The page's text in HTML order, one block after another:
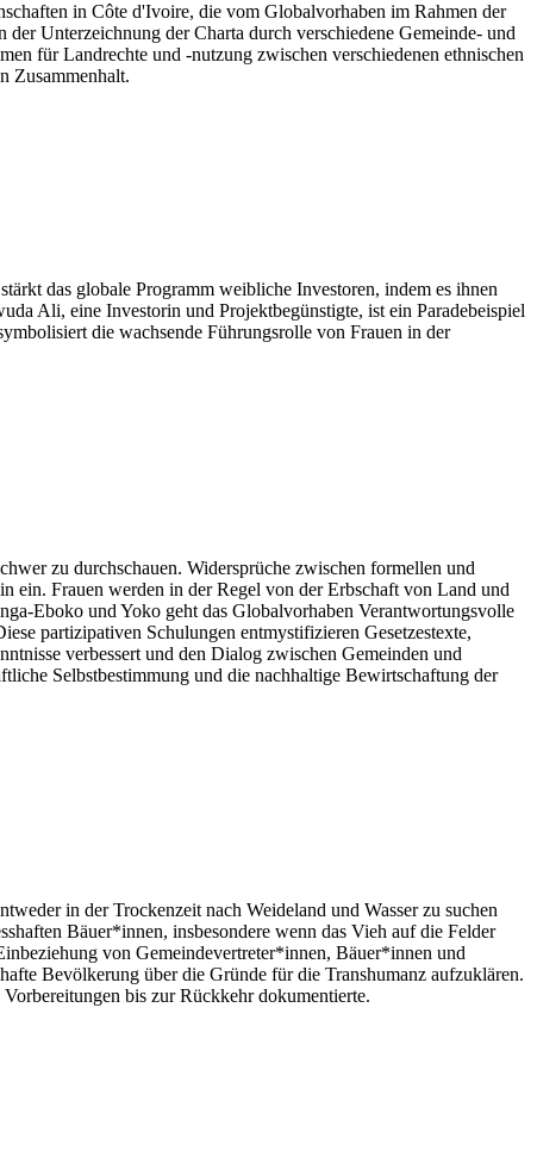
in Côte d'Ivoire, die vom Globalvorhaben im Rahmen der
Unterzeichnung der Charta durch verschiedene Gemeinde- und
für Landrechte und -nutzung zwischen verschiedenen ethnischen
Zusammenhalt.
das globale Programm weibliche Investoren, indem es ihnen
Ali, eine Investorin und Projektbegünstigte, ist ein Paradebeispiel
die wachsende Führungsrolle von Frauen in der
zu durchschauen. Widersprüche zwischen formellen und
ein. Frauen werden in der Regel von der Erbschaft von Land und
Eboko und Yoko geht das Globalvorhaben Verantwortungsvolle
partizipativen Schulungen entmystifizieren Gesetzestexte,
verbessert und den Dialog zwischen Gemeinden und
Selbstbestimmung und die nachhaltige Bewirtschaftung der
in der Trockenzeit nach Weideland und Wasser zu suchen
Bäuer*innen, insbesondere wenn das Vieh auf die Felder
von Gemeindevertreter*innen, Bäuer*innen und
Bevölkerung über die Gründe für die Transhumanz aufzuklären.
bis zur Rückkehr dokumentierte.